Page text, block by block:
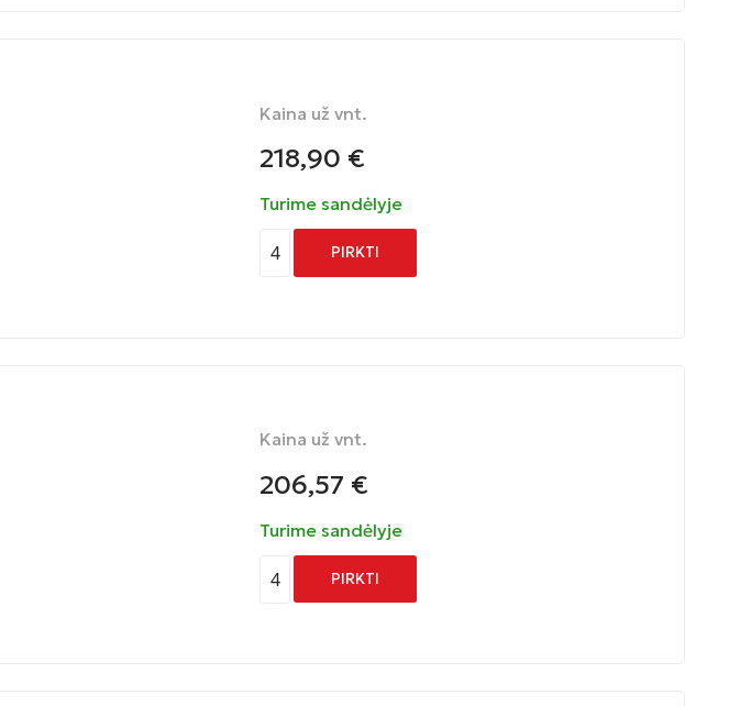
Kaina už vnt.
218,90 €
Turime sandėlyje
4 PIRKTI
Kaina už vnt.
206,57 €
Turime sandėlyje
4 PIRKTI